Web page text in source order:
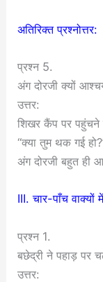
अतिरिक्त प्रश्नोत्तर:
प्रश्न 5.
अंग दोरजी क्यों
उत्तर:
शिखर कैंप पर पहुंचने
“क्या तुम थक गई
अंग दोरजी बहुत ही
III. चार-पाँच वाक्यों
प्रश्न 1.
बछेद्री ने पहाड़ पर
उत्तर: